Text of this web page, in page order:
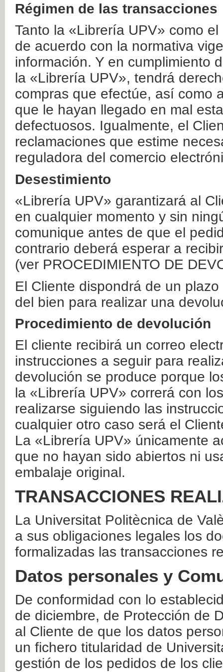
Régimen de las transacciones
Tanto la «Librería UPV» como
de acuerdo con la normativa
información. Y en cumplimiento
la «Librería UPV», tendrá
compras que efectúe, así como
que le hayan llegado en mal
defectuosos. Igualmente, el
reclamaciones que estime
reguladora del comercio
Desestimiento
«Librería UPV» garantizará al
en cualquier momento y sin
comunique antes de que el
contrario deberá esperar a
(ver PROCEDIMIENTO DE
El Cliente dispondrá de un
del bien para realizar una
Procedimiento de devolución
El cliente recibirá un correo
instrucciones a seguir para
devolución se produce porque
la «Librería UPV» correrá con
realizarse siguiendo las
cualquier otro caso será el
La «Librería UPV» únicamente
que no hayan sido abiertos ni
embalaje original.
TRANSACCIONES
La Universitat Politècnica de
a sus obligaciones legales los
formalizadas las transacciones
Datos personales y
De conformidad con lo
de diciembre, de Protección de
al Cliente de que los datos
un fichero titularidad de
gestión de los pedidos de los